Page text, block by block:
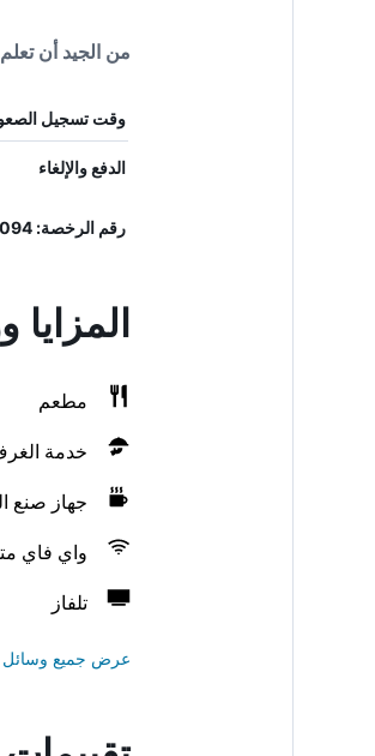
من الجيد أن تعلم
وقت تسجيل
الدفع والإلغاء
رقم الرخصة: F2094, IT092009A1000F2094
مطعم
خدمة
جهاز صنع
واي فاي
تلفاز
عرض جميع وسائل